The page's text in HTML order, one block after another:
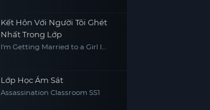
Kết Hôn Với Người Tôi Ghét
Nhất Trong Lớp
I'm Getting Married to a Girl I
Lớp Học Ám Sát
Assassination Classroom SS1